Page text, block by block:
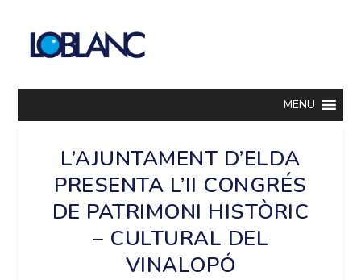
MENU
L’AJUNTAMENT D’ELDA
PRESENTA L’II CONGRÉS
DE PATRIMONI HISTÒRIC
– CULTURAL DEL
VINALOPÓ